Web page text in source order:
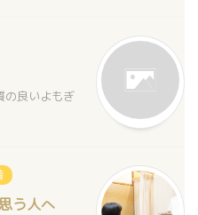
の良いよもぎ
う人へ